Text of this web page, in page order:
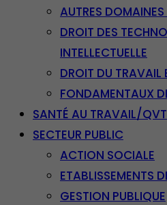
AUTRES
DROIT DES
INTELLECTUELLE
DROIT DU TRAVAIL
FONDAMENTAUX
SANTÉ AU TRAVAIL/QVT
SECTEUR PUBLIC
ACTION SOCIALE
ETABLISSEMENTS
GESTION PUBLIQUE